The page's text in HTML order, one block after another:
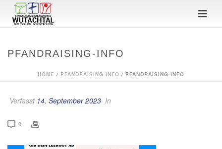
PFANDRAISING-INFO
HOME / PFANDRAISING-INFO / PFANDRAISING-INFO
Verfasst 14. September 2023 In
0